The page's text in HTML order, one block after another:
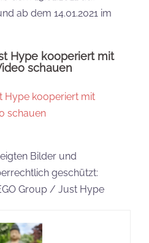
ab dem 14.01.2021 im
Hype kooperiert mit
schauen
Bilder und
geschützt:
Group / Just Hype